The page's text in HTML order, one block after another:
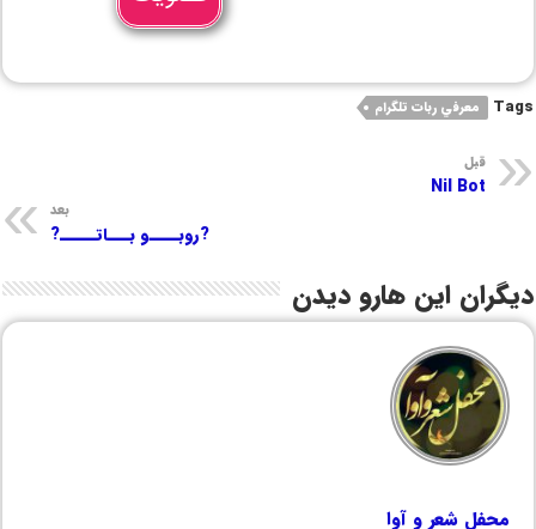
Tags معرفي ربات تلگرام
قبل
Nil Bot
بعد
?روبــــو بـــاتـــــ?
دیگران این هارو دیدن
محفل شعر و آوا